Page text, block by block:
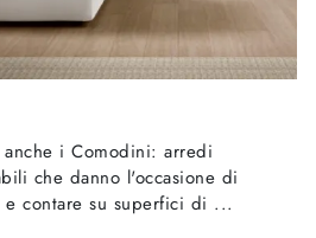
i Comodini: arredi
che danno l'occasione di
contare su superfici di ...